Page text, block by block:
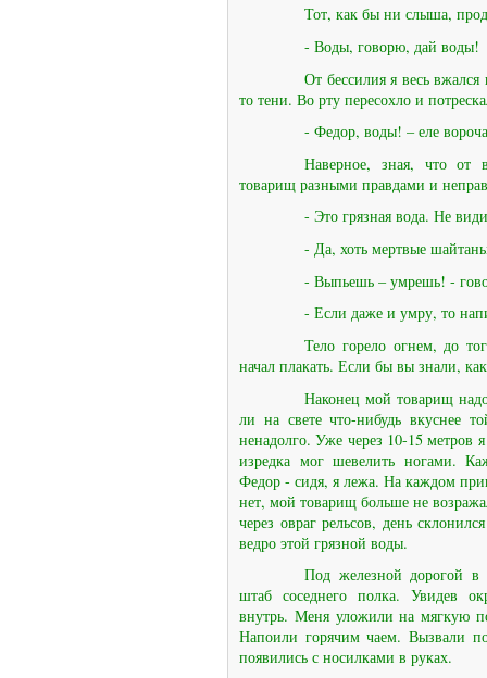
Тот, как бы ни слыша,
- Воды, говорю, дай воды!
От бессилия я весь
то тени. Во рту пересохло и
- Федор, воды! – еле
Наверное, зная, что от
товарищ разными правдами и
- Это грязная вода. Не
- Да, хоть мертвые
- Выпьешь – умрешь! -
- Если даже и умру, то
Тело горело огнем, до
начал плакать. Если бы вы знали,
Наконец мой товарищ
ли на свете что-нибудь вкуснее
ненадолго. Уже через 10-15 метров
изредка мог шевелить ногами.
Федор - сидя, я лежа. На каждом
нет, мой товарищ больше не
через овраг рельсов, день
ведро этой грязной воды.
Под железной дорогой в
штаб соседнего полка. Увидев
внутрь. Меня уложили на мягкую
Напоили горячим чаем. Вызвали
появились с носилками в руках.